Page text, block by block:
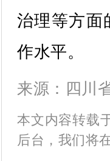
治理等方面
作水平。
来源：四川
本文内容转载
后台，我们将